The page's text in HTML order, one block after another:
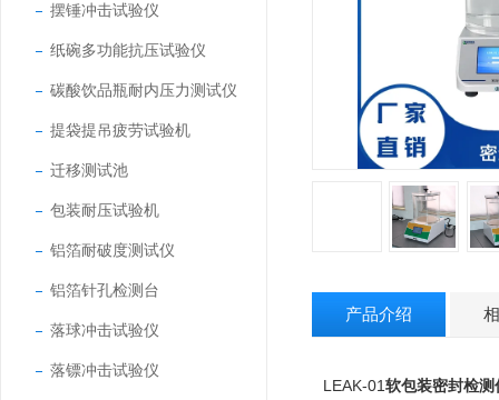
摆锤冲击试验仪
纸碗多功能抗压试验仪
碳酸饮品瓶耐内压力测试仪
提袋提吊疲劳试验机
迁移测试池
包装耐压试验机
铝箔耐破度测试仪
铝箔针孔检测台
落球冲击试验仪
落镖冲击试验仪
产品介绍
LEAK-01软包装密封检测